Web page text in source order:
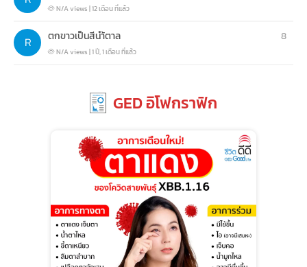
N/A views |12 เดือน ที่แล้ว
8
ตกขาวเป็นสีนำ้ตาล
N/A views |1 ปี, 1 เดือน ที่แล้ว
GED อิโฟกราฟิก